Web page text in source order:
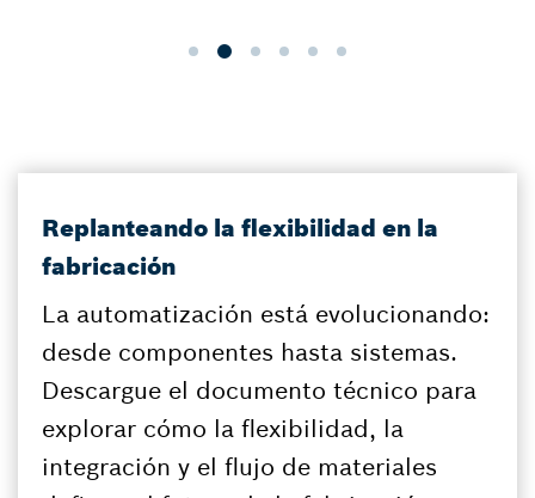
Replanteando la flexibilidad en la
fabricación
La automatización está evolucionando:
desde componentes hasta sistemas.
Descargue el documento técnico para
explorar cómo la flexibilidad, la
integración y el flujo de materiales